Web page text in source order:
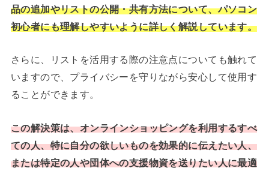
品の追加やリストの公開・共有方法について、パソコン
初心者にも理解しやすいように詳しく解説しています。
さらに、リストを活用する際の注意点についても触れて
いますので、プライバシーを守りながら安心して使用す
ることができます。
この解決策は、オンラインショッピングを利用するすべ
ての人、特に自分の欲しいものを効果的に伝えたい人、
または特定の人や団体への支援物資を送りたい人に最適